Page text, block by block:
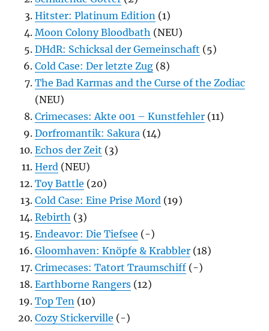
Hitster: Platinum Edition (1)
Moon Colony Bloodbath (NEU)
DHdR: Schicksal der Gemeinschaft (5)
Cold Case: Der letzte Zug (8)
The Bad Karmas and the Curse of the Zodiac
(NEU)
Crimecases: Akte 001 – Kunstfehler (11)
Dorfromantik: Sakura (14)
Echos der Zeit (3)
Herd (NEU)
Toy Battle (20)
Cold Case: Eine Prise Mord (19)
Rebirth (3)
Endeavor: Die Tiefsee (-)
Gloomhaven: Knöpfe & Krabbler (18)
Crimecases: Tatort Traumschiff (-)
Earthborne Rangers (12)
Top Ten (10)
Cozy Stickerville (-)